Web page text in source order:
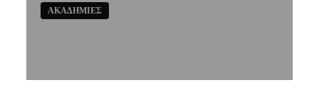
ΑΚΑΔΗΜΙΕΣ